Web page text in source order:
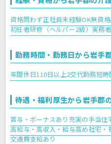
資格問わず正社員未経験OK無資
初任者研修（ヘルパー2級）実務
勤務時間・勤務日から岩手
年間休日110日以上2交代勤務短時
待遇・福利厚生から岩手郡
賞与・ボーナスあり 充実の手当住
高給与・高収入・給与高め社宅・
交通費支給あり